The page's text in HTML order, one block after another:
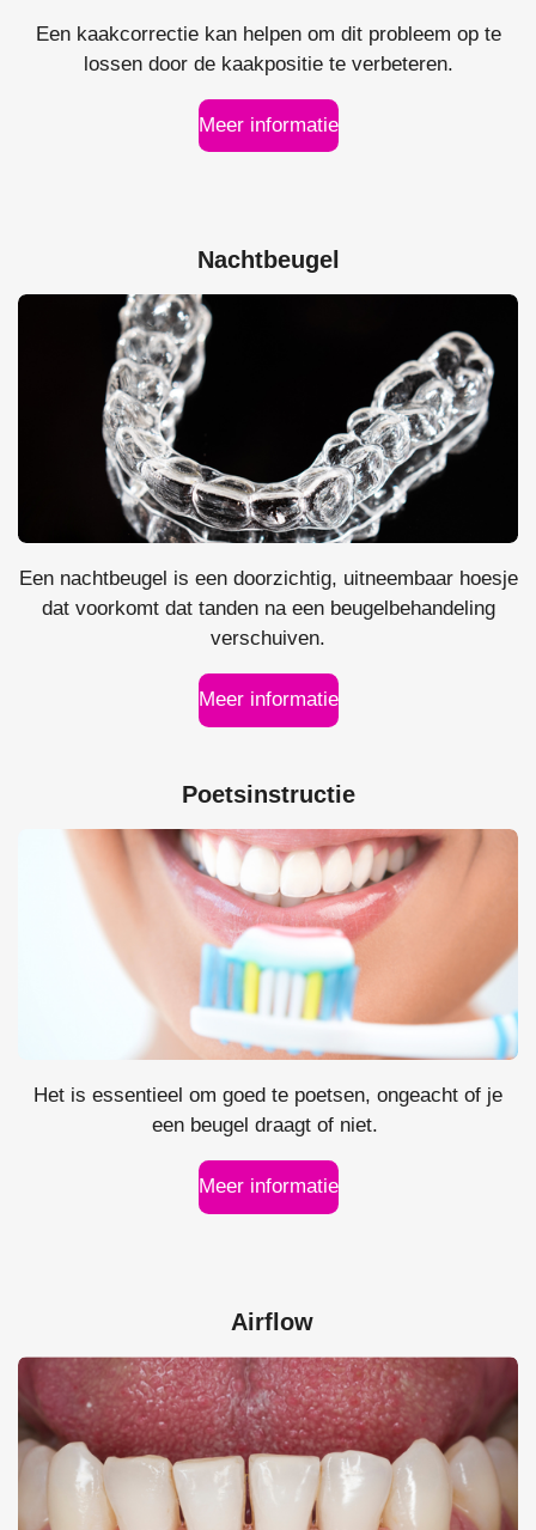
Een kaakcorrectie kan helpen om dit probleem op te
lossen door de kaakpositie te verbeteren.
Meer informatie
Nachtbeugel
Een nachtbeugel is een doorzichtig, uitneembaar hoesje
dat voorkomt dat tanden na een beugelbehandeling
verschuiven.
Meer informatie
Poetsinstructie
Het is essentieel om goed te poetsen, ongeacht of je
een beugel draagt of niet.
Meer informatie
Airflow